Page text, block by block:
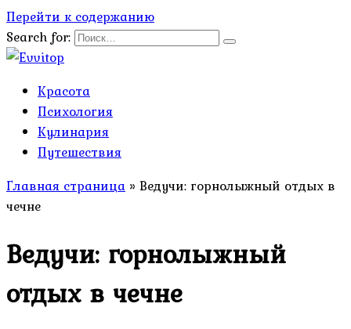
Перейти к содержанию
Search for:
Красота
Психология
Кулинария
Путешествия
Главная страница » Ведучи: горнолыжный отдых в
чечне
Ведучи: горнолыжный
отдых в чечне